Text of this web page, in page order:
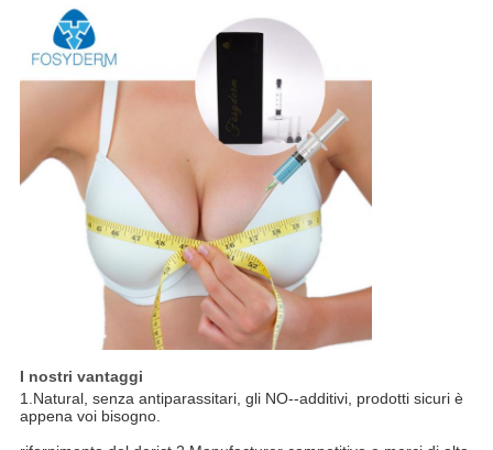
I nostri vantaggi
1.Natural, senza antiparassitari, gli NO--additivi, prodotti sicuri è
appena voi bisogno.